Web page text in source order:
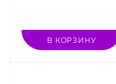
В КОРЗИНУ